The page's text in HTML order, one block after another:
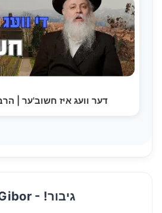
דער וועג איז חשוב'ער |
Gibor - !גיבור